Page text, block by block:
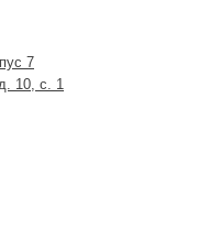
7
10, с. 1